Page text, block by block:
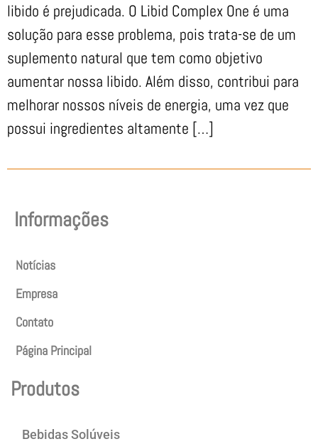
libido é prejudicada. O Libid Complex One é uma
solução para esse problema, pois trata-se de um
suplemento natural que tem como objetivo
aumentar nossa libido. Além disso, contribui para
melhorar nossos níveis de energia, uma vez que
possui ingredientes altamente […]
Informações
Notícias
Empresa
Contato
Página Principal
Produtos
Bebidas Solúveis